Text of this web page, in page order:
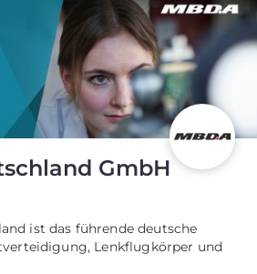
GmbH
ist das führende deutsche
Lenkflugkörper und